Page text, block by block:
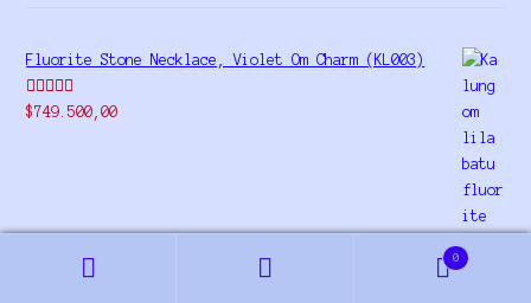
Fluorite Stone Necklace, Violet Om Charm (KL003)
Rated5.00
$749.500,00
Black Onyx Necklace, Om Pendant (KL002)
0